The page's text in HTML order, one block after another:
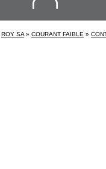
ROY SA » COURANT FAIBLE »